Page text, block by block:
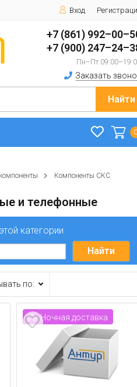
Вход
+7 (861)
+7 (900)
Пн–Пт
Заказать
Найти
Компоненты СКС
и телефонные
категории
по:
Ночная доставка